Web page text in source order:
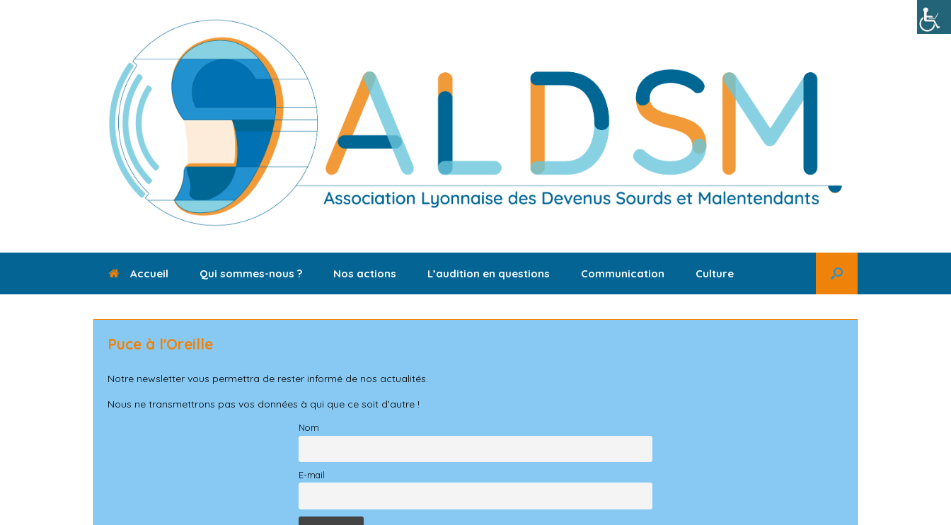
Accueil Qui sommes-nous ? Nos actions L’audition en questions Communication Culture
Puce à l'Oreille
Notre newsletter vous permettra de rester informé de nos actualités.
Nous ne transmettrons pas vos données à qui que ce soit d'autre !
Nom
E-mail